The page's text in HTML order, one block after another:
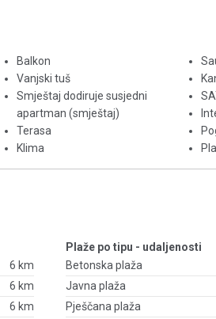
Balkon
Vanjski tuš
Smještaj dodiruje susjedni
apartman (smještaj)
Terasa
Klima
6 km
6 km
6 km
Plaže po tipu - udaljenosti
Betonska plaža
Javna plaža
Pješčana plaža